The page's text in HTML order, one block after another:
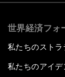
世界経済フォ
私たちのストラ
私たちのアイデ